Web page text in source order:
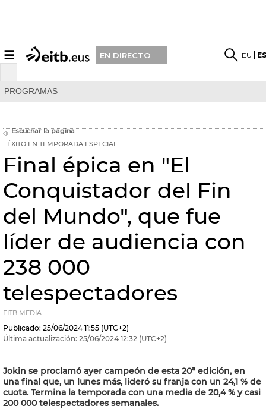
☰ EN DIRECTO EU
PROGRAMAS
Escuchar la página
ÉXITO EN TEMPORADA ESPECIAL
Final épica en "El
Conquistador del Fin
del Mundo", que fue
líder de audiencia con
238 000
telespectadores
EITB MEDIA
Publicado: 25/06/2024 11:55 (UTC+2)
Última actualización: 25/06/2024 12:32 (UTC+2)
Jokin se proclamó ayer campeón de esta 20ª edición, en
una final que, un lunes más, lideró su franja con un 24,1 % de
cuota. Termina la temporada con una media de 20,4 % y casi
200 000 telespectadores semanales.